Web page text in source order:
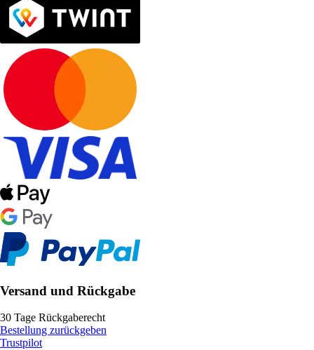
Versand und Rückgabe
30 Tage Rückgaberecht
Bestellung zurückgeben
Trustpilot